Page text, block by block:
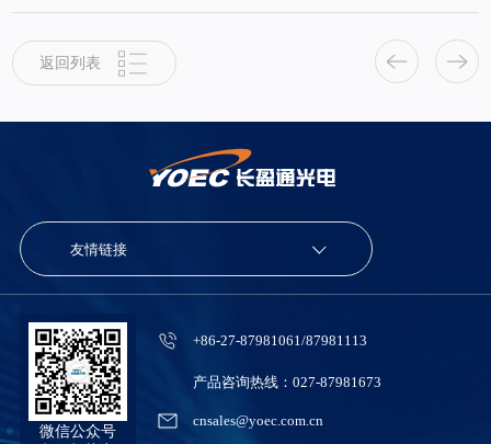
返回列表
友情链接
微信公众号
+86-27-87981061/87981113
产品咨询热线：027-87981673
cnsales@yoec.com.cn